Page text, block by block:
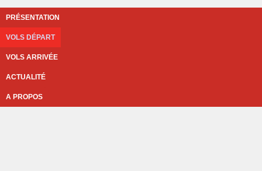
PRÉSENTATION
VOLS DÉPART
VOLS ARRIVÉE
ACTUALITÉ
A PROPOS